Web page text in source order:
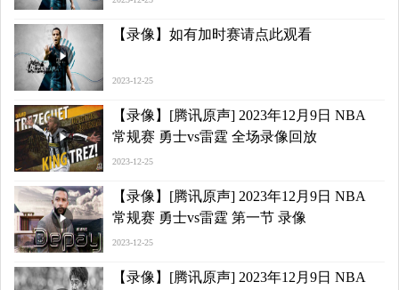
【录像】如有加时赛请点此观看
2023-12-25
【录像】[腾讯原声] 2023年12月9日 NBA
常规赛 勇士vs雷霆 全场录像回放
2023-12-25
【录像】[腾讯原声] 2023年12月9日 NBA
常规赛 勇士vs雷霆 第一节 录像
2023-12-25
【录像】[腾讯原声] 2023年12月9日 NBA